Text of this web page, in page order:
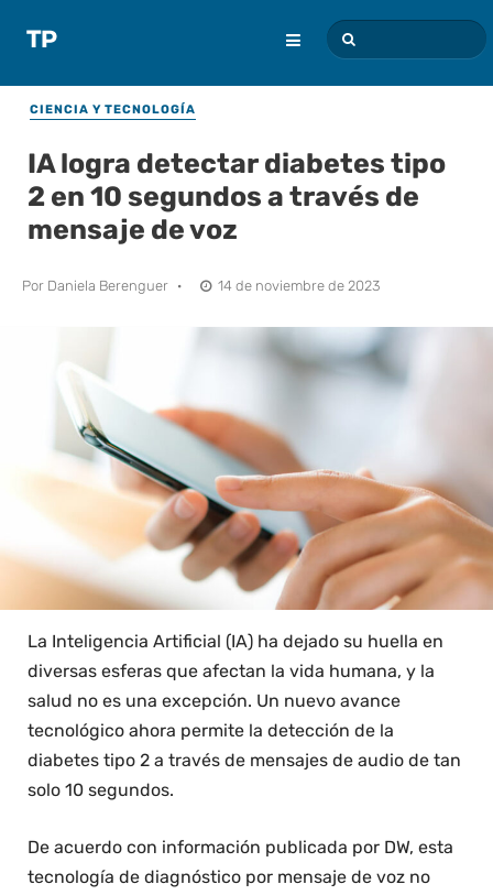
CIENCIA Y TECNOLOGÍA
IA logra detectar diabetes tipo
2 en 10 segundos a través de
mensaje de voz
Por Daniela Berenguer · 14 de noviembre de 2023
La Inteligencia Artificial (IA) ha dejado su huella en
diversas esferas que afectan la vida humana, y la
salud no es una excepción. Un nuevo avance
tecnológico ahora permite la detección de la
diabetes tipo 2 a través de mensajes de audio de tan
solo 10 segundos.
De acuerdo con información publicada por DW, esta
tecnología de diagnóstico por mensaje de voz no